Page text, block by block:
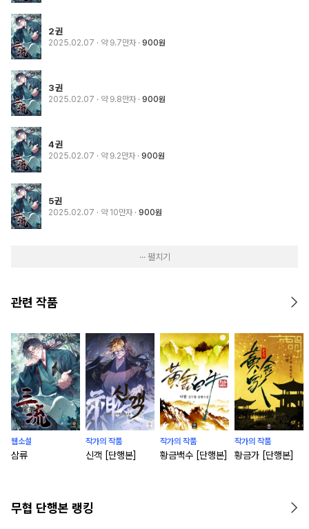
2권
2025.02.07 · 약 9.7만자 900원
3권
2025.02.07 · 약 9.8만자 900원
4권
2025.02.07 · 약 9.2만자 900원
5권
2025.02.07 · 약 10만자 900원
··· 펼치기
관련 작품
웹소설
삼류
작가의 작품
신객 [단행본]
작가의 작품
황금백수 [단행본]
작가의 작품
황금가 [단행본]
무협 단행본 랭킹